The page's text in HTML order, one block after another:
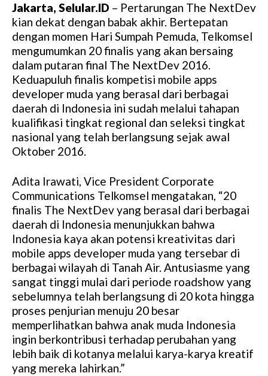
Jakarta, Selular.ID – Pertarungan The NextDev
kian dekat dengan babak akhir. Bertepatan
dengan momen Hari Sumpah Pemuda, Telkomsel
mengumumkan 20 finalis yang akan bersaing
dalam putaran final The NextDev 2016.
Keduapuluh finalis kompetisi mobile apps
developer muda yang berasal dari berbagai
daerah di Indonesia ini sudah melalui tahapan
kualifikasi tingkat regional dan seleksi tingkat
nasional yang telah berlangsung sejak awal
Oktober 2016.
Adita Irawati, Vice President Corporate
Communications Telkomsel mengatakan, “20
finalis The NextDev yang berasal dari berbagai
daerah di Indonesia menunjukkan bahwa
Indonesia kaya akan potensi kreativitas dari
mobile apps developer muda yang tersebar di
berbagai wilayah di Tanah Air. Antusiasme yang
sangat tinggi mulai dari periode roadshow yang
sebelumnya telah berlangsung di 20 kota hingga
proses penjurian menuju 20 besar
memperlihatkan bahwa anak muda Indonesia
ingin berkontribusi terhadap perubahan yang
lebih baik di kotanya melalui karya-karya kreatif
yang mereka lahirkan.”